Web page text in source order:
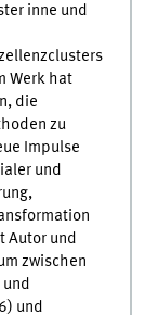
inne und
Werk hat
die
zu
Impulse
und
Autor und
zwischen
und
und